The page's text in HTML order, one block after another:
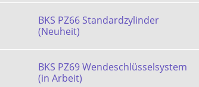
BKS PZ66 Standardzylinder
(Neuheit)
BKS PZ69 Wendeschlüsselsystem
(in Arbeit)